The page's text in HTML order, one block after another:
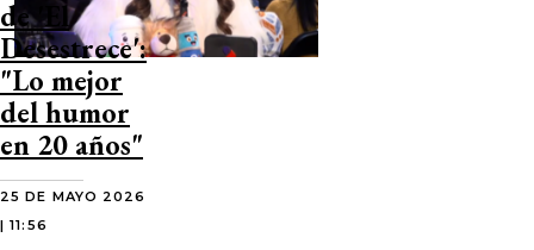
de 'El
Desestrece':
"Lo mejor
del humor
en 20 años"
25 DE MAYO 2026
| 11:56